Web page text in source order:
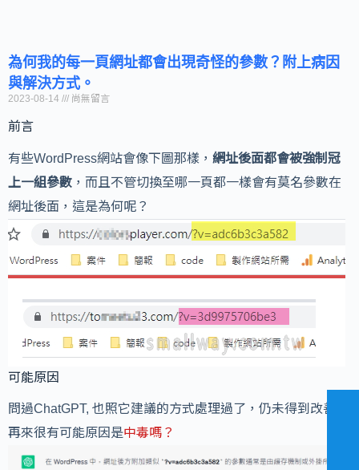
為何我的每一頁網址都會出現奇怪的參數？附上病因
與解決方式。
2023-08-14 尚無留言
前言
有些WordPress網站會像下圖那樣， 網址後面都會被強制冠
上一組參數 ，而且不管切換至哪一頁都一樣會有莫名參數在
網址後面，這是為何呢？
可能原因
問過ChatGPT, 也照它建議的方式處理過了，仍未得到改善，
再來很有可能原因是中毒嗎？